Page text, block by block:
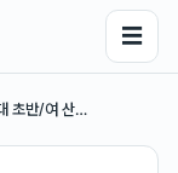
☰
초반/여 산…